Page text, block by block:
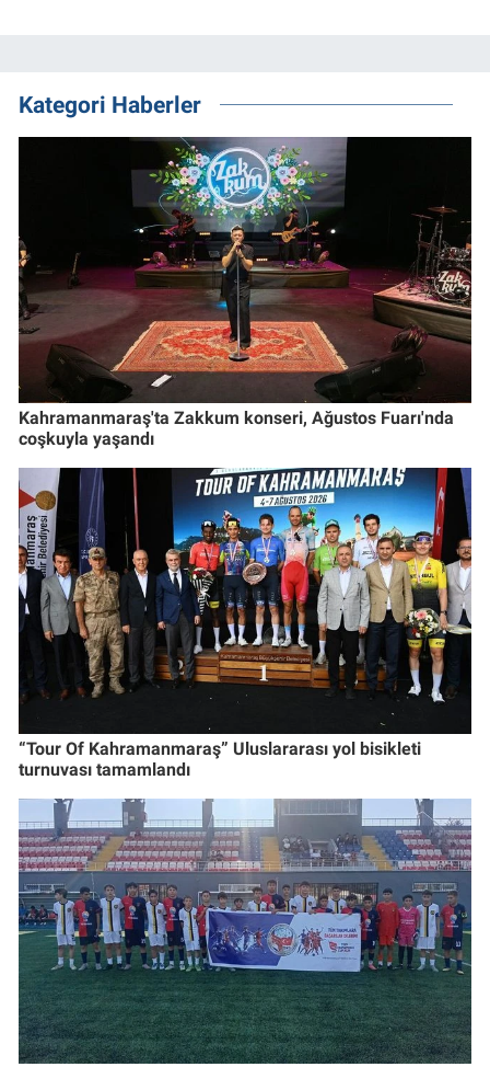
Kategori Haberler
Kahramanmaraş'ta Zakkum konseri, Ağustos Fuarı'nda
coşkuyla yaşandı
“Tour Of Kahramanmaraş” Uluslararası yol bisikleti
turnuvası tamamlandı